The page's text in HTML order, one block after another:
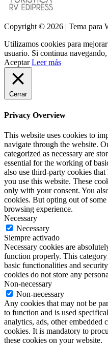
Copyright © 2026 | Tema para
Utilizamos cookies para
usuario. Si continua
Aceptar Leer más
Cerrar
Privacy Overview
This website uses cookies to
navigate through the website.
categorized as necessary are
essential for the working of
also use third-party cookies
you use this website. These
only with your consent. You
cookies. But opting out of
browsing experience.
Necessary
Necessary
Siempre activado
Necessary cookies are
function properly. This
basic functionalities and
cookies do not store any
Non-necessary
Non-necessary
Any cookies that may not be
to function and is used
analytics, ads, other embedded
cookies. It is mandatory to
these cookies on your website.